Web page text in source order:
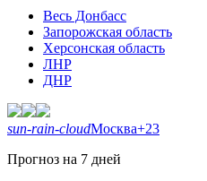
Весь Донбасс
Запорожская область
Херсонская область
ЛНР
ДНР
sun-rain-cloudМосква+23
Прогноз на 7 дней